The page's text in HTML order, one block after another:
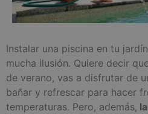
Instalar una piscina en tu
mucha ilusión. Quiere decir
de verano, vas a disfrutar de
bañar y refrescar para hacer
temperaturas. Pero, además,